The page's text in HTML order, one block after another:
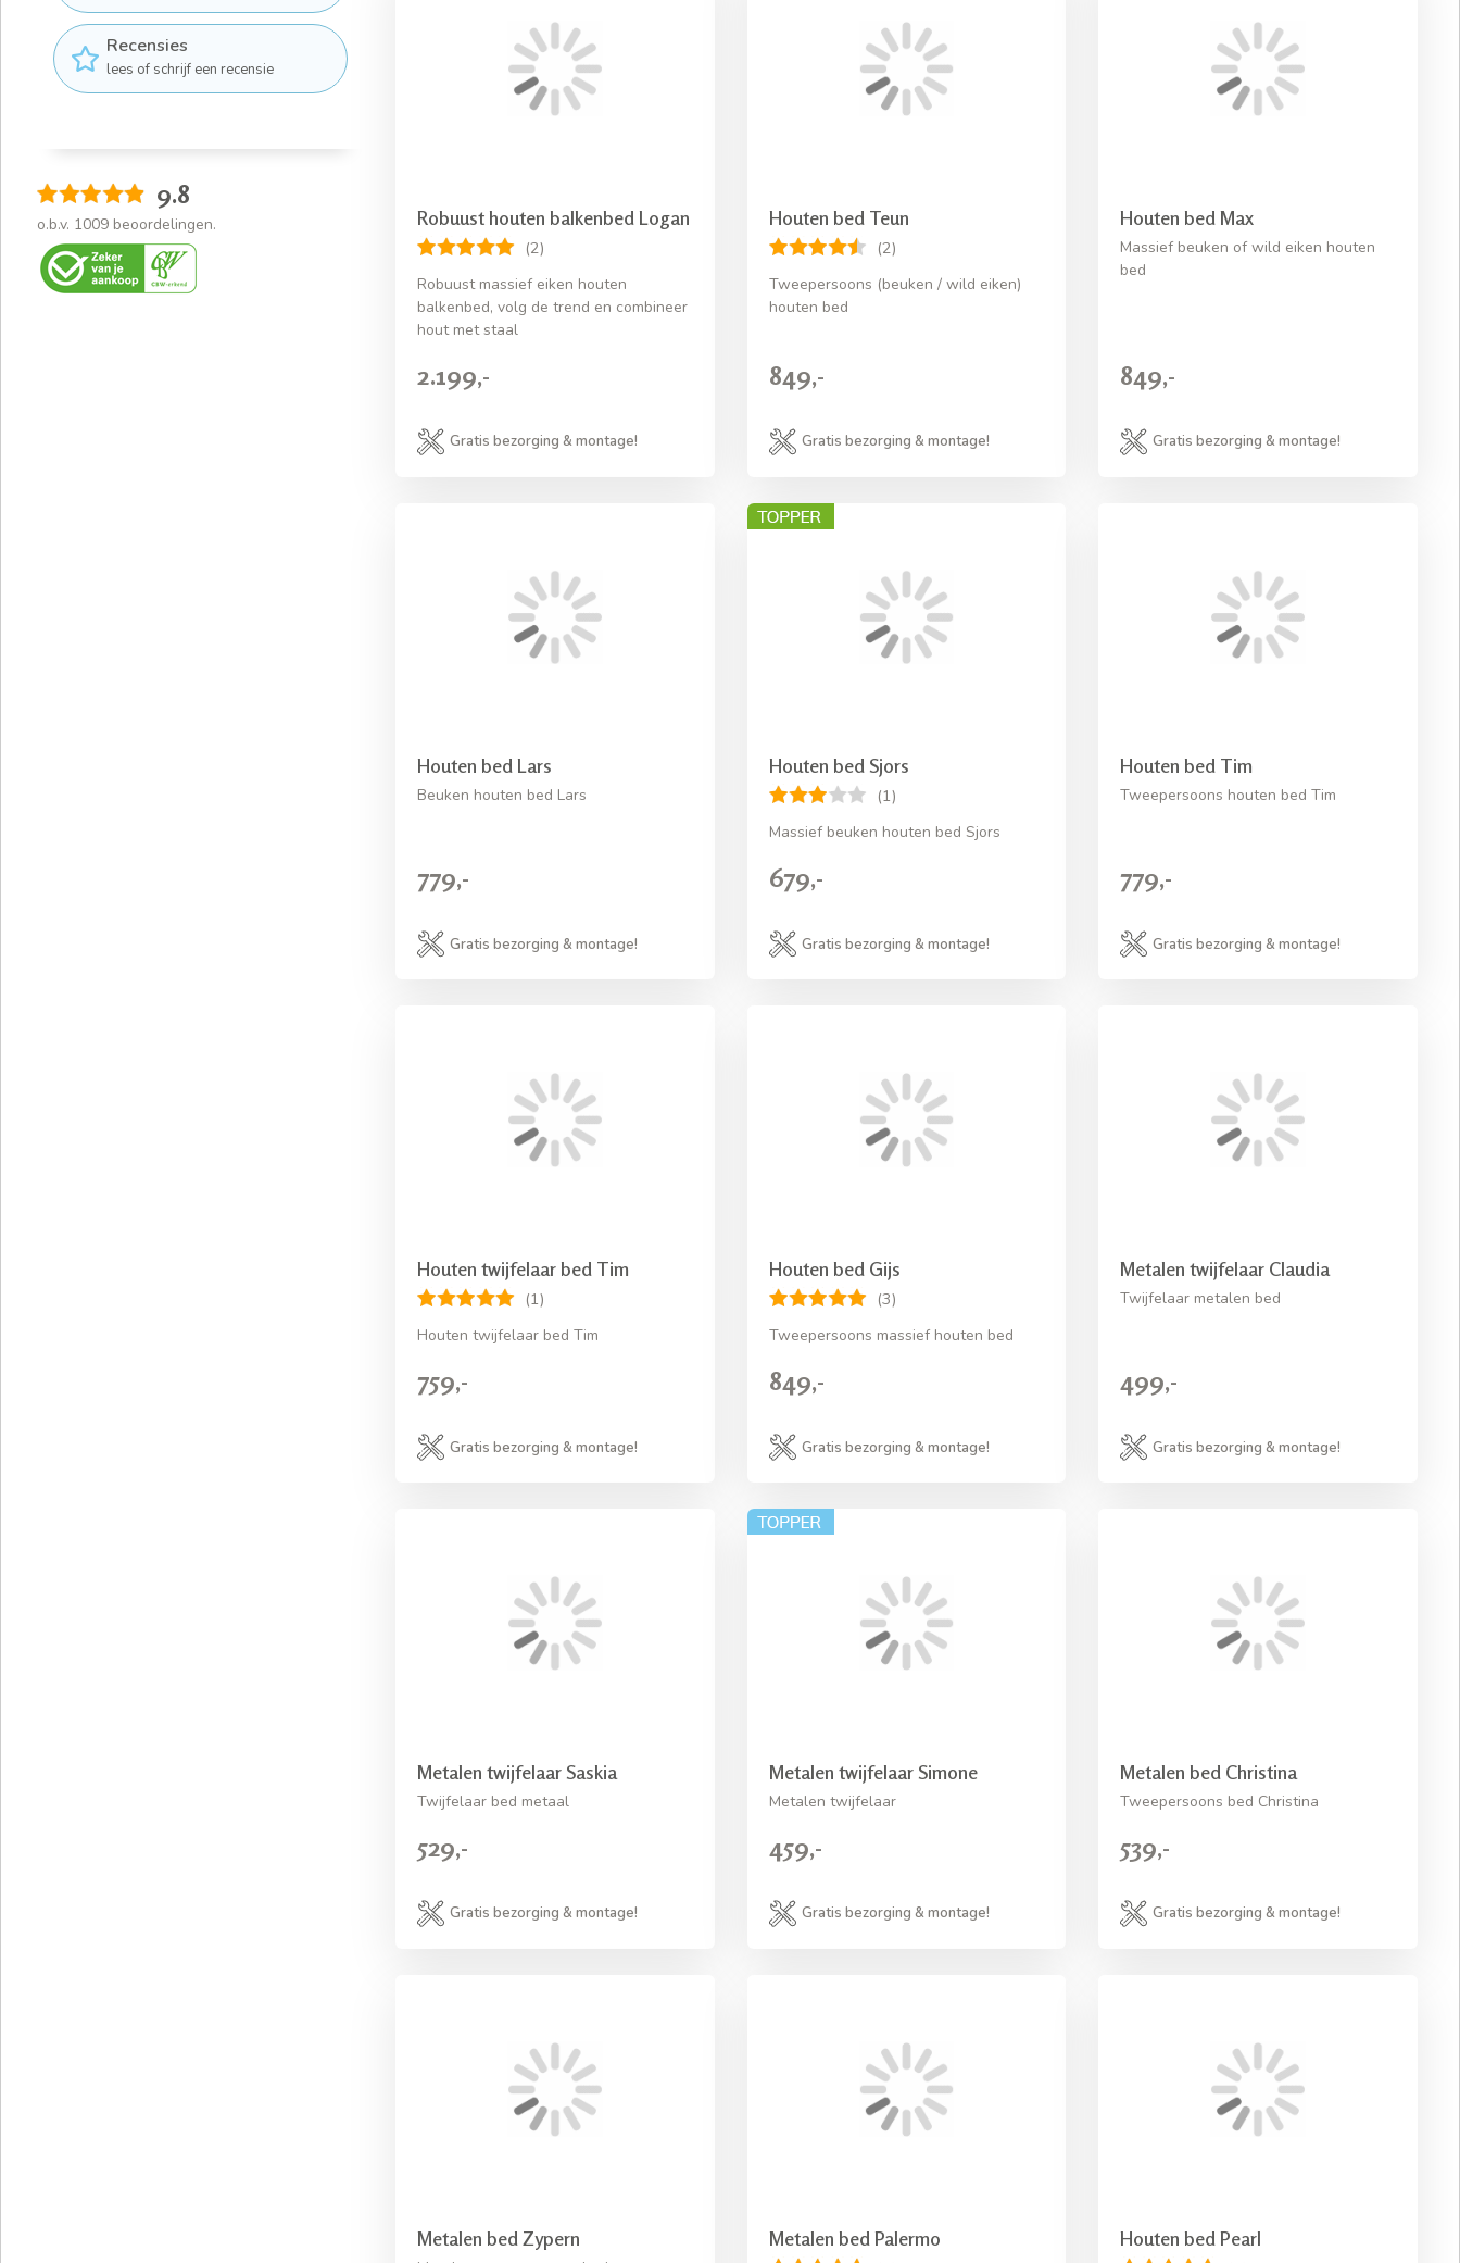
Recensies
lees of schrijf een recensie
9.8
o.b.v. 1009 beoordelingen. Robuust houten balkenbed Logan
(2)
Robuust massief eiken houten
balkenbed, volg de trend en combineer
hout met staal
2.199,-
Gratis bezorging & montage!
Houten bed Teun
(2)
Tweepersoons (beuken / wild eiken)
houten bed
849,-
Gratis bezorging & montage!
Houten bed Max
Massief beuken of wild eiken houten
bed
849,-
Gratis bezorging & montage!
Houten bed Lars
Beuken houten bed Lars
779,-
Gratis bezorging & montage!
Houten bed Sjors
(1)
Massief beuken houten bed Sjors
679,-
Gratis bezorging & montage!
Houten bed Tim
Tweepersoons houten bed Tim
779,-
Gratis bezorging & montage!
Houten twijfelaar bed Tim
(1)
Houten twijfelaar bed Tim
759,-
Gratis bezorging & montage!
Houten bed Gijs
(3)
Tweepersoons massief houten bed
849,-
Gratis bezorging & montage!
Metalen twijfelaar Claudia
Twijfelaar metalen bed
499,-
Gratis bezorging & montage!
Metalen twijfelaar Saskia
Twijfelaar bed metaal
529,-
Gratis bezorging & montage!
Metalen twijfelaar Simone
Metalen twijfelaar
459,-
Gratis bezorging & montage!
Metalen bed Christina
Tweepersoons bed Christina
539,-
Gratis bezorging & montage!
Metalen bed Zypern Metalen bed Palermo Houten bed Pearl